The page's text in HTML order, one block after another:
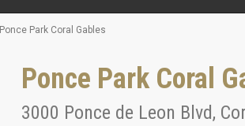
Ponce Park Coral Gables
Ponce Park Coral
3000 Ponce de Leon Blvd,